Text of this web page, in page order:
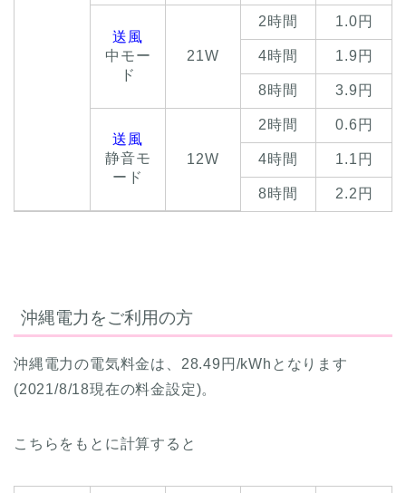
送風
中モー
ド
21W
2時間 1.0円
4時間 1.9円
8時間 3.9円
送風
静音モ
ード
12W
2時間 0.6円
4時間 1.1円
8時間 2.2円
沖縄電力をご利用の方
沖縄電力の電気料金は、28.49円/kWhとなります
(2021/8/18現在の料金設定)。
こちらをもとに計算すると